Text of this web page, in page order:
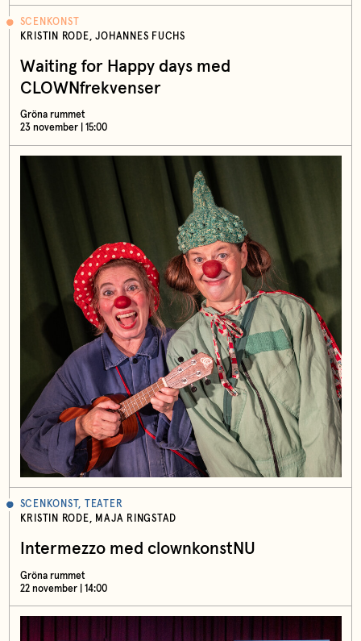
SCENKONST
KRISTIN RODE, JOHANNES FUCHS
Waiting for Happy days med
CLOWNfrekvenser
Gröna rummet
23 november | 15:00
SCENKONST, TEATER
KRISTIN RODE, MAJA RINGSTAD
Intermezzo med clownkonstNU
Gröna rummet
22 november | 14:00